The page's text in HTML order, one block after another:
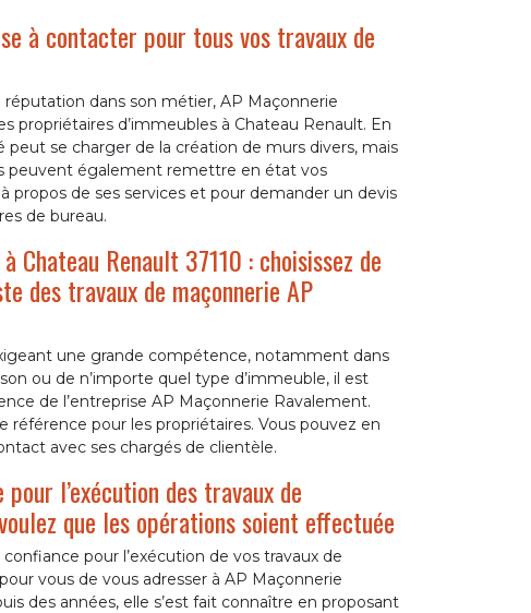
à contacter pour tous vos travaux de
dans son métier, AP Maçonnerie
propriétaires d’immeubles à Chateau Renault. En
se charger de la création de murs divers, mais
peuvent également remettre en état vos
propos de ses services et pour demander un devis
de bureau.
Chateau Renault 37110 : choisissez de
des travaux de maçonnerie AP
une grande compétence, notamment dans
ou de n’importe quel type d’immeuble, il est
de l’entreprise AP Maçonnerie Ravalement.
référence pour les propriétaires. Vous pouvez en
avec ses chargés de clientèle.
l’exécution des travaux de
que les opérations soient effectuée
pour l’exécution de vos travaux de
vous de vous adresser à AP Maçonnerie
des années, elle s’est fait connaître en proposant